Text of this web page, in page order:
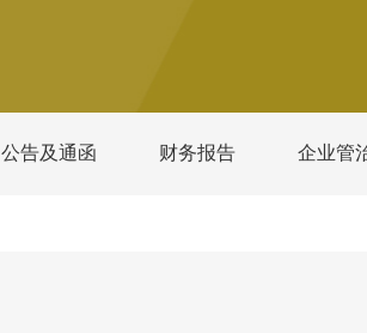
公告及通函 财务报告 企业管